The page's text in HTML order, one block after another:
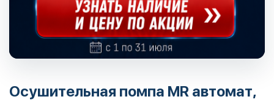
Осушительная помпа MR автомат,